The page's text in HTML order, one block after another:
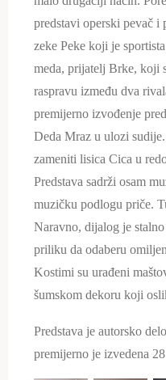
predstavi operski pevač i
zeke Peke koji je
meda, prijatelj Brke, koji
raspravu između dva
premijerno izvođenje
Deda Mraz u ulozi
zameniti lisica Cica u
Predstava sadrži osam
muzičku podlogu priče.
Naravno, dijalog je
priliku da odaberu
Kostimi su urađeni
šumskom dekoru koji
Predstava je autorsko
premijerno je izvedena